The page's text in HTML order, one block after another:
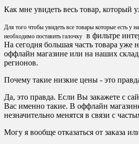
Как мне увидеть весь товар, который
Для того чтобы увидеть все товары которые есть у
необходимо поставить галочку в фильтре
На сегодня большая часть товара уже
оффлайн магазине или на наших
регионов.
Почему такие низкие цены - это
Да, это правда. Если Вы закажете с
Вас именно такие. В оффлайн
незначительно менятся в связи с
Могу я вообще отказаться от заказа